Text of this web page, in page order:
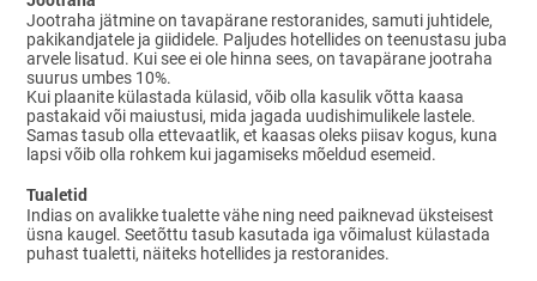
Jootraha jätmine on tavapärane restoranides, samuti juhtidele,
pakikandjatele ja giididele. Paljudes hotellides on teenustasu juba
arvele lisatud. Kui see ei ole hinna sees, on tavapärane jootraha
suurus umbes 10%.
Kui plaanite külastada külasid, võib olla kasulik võtta kaasa
pastakaid või maiustusi, mida jagada uudishimulikele lastele.
Samas tasub olla ettevaatlik, et kaasas oleks piisav kogus, kuna
lapsi võib olla rohkem kui jagamiseks mõeldud esemeid.
Tualetid
Indias on avalikke tualette vähe ning need paiknevad üksteisest
üsna kaugel. Seetõttu tasub kasutada iga võimalust külastada
puhast tualetti, näiteks hotellides ja restoranides.